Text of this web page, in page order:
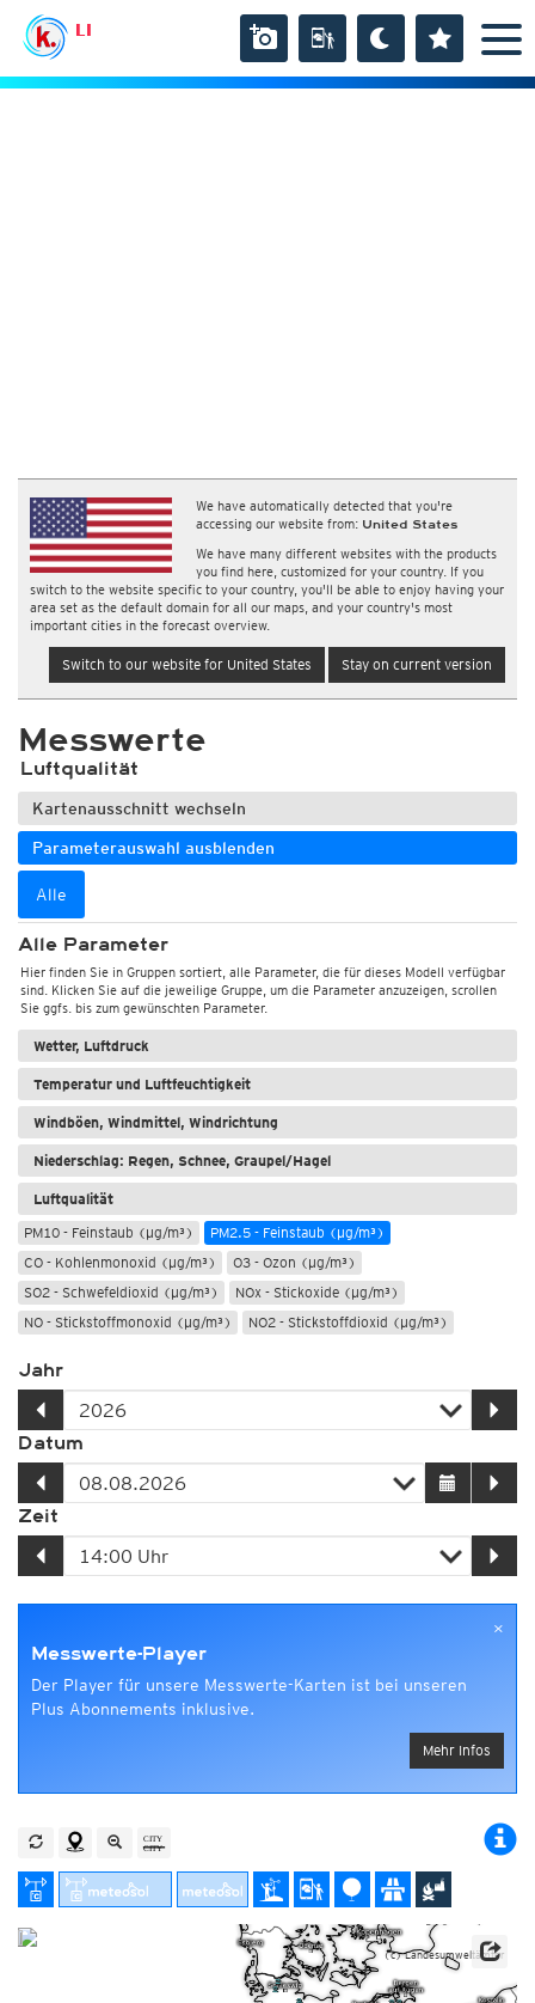
LI
We have automatically detected that you're
accessing our website from: United States
We have many different websites with the products
you find here, customized for your country. If you
switch to the website specific to your country, you'll be able to enjoy having your
area set as the default domain for all our maps, and your country's most
important cities in the forecast overview.
Switch to our website for United States Stay on current version
Messwerte
Luftqualität
Kartenausschnitt wechseln
Parameterauswahl ausblenden
Alle
Alle Parameter
Hier finden Sie in Gruppen sortiert, alle Parameter, die für dieses Modell verfügbar
sind. Klicken Sie auf die jeweilige Gruppe, um die Parameter anzuzeigen, scrollen
Sie ggfs. bis zum gewünschten Parameter.
Wetter, Luftdruck
Temperatur und Luftfeuchtigkeit
Windböen, Windmittel, Windrichtung
Niederschlag: Regen, Schnee, Graupel/Hagel
Luftqualität
PM10 - Feinstaub (µg/m³)
PM2.5 - Feinstaub (µg/m³)
CO - Kohlenmonoxid (µg/m³)
O3 - Ozon (µg/m³)
SO2 - Schwefeldioxid (µg/m³)
NOx - Stickoxide (µg/m³)
NO - Stickstoffmonoxid (µg/m³)
NO2 - Stickstoffdioxid (µg/m³)
Jahr
Datum
Zeit
×
Messwerte-Player
Der Player für unsere Messwerte-Karten ist bei unseren
Plus Abonnements inklusive.
Mehr Infos
(c) Landesumweltämter